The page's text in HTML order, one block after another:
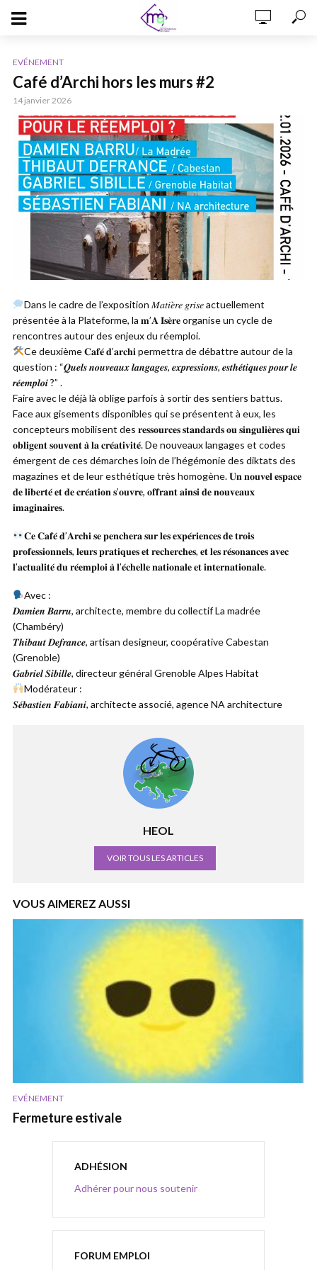
EVÉNEMENT
Café d’Archi hors les murs #2
14 janvier 2026
Dans le cadre de l’exposition 𝑀𝑎𝑡𝑖𝑒̀𝑟𝑒 𝑔𝑟𝑖𝑠𝑒 actuellement
présentée à la Plateforme, la 𝐦’𝐀 𝐈𝐬𝐞̀𝐫𝐞 organise un cycle de
rencontres autour des enjeux du réemploi.
Ce deuxième 𝐂𝐚𝐟𝐞́ 𝐝’𝐚𝐫𝐜𝐡𝐢 permettra de débattre autour de la
question : “𝑸𝒖𝒆𝒍𝒔 𝒏𝒐𝒖𝒗𝒆𝒂𝒖𝒙 𝒍𝒂𝒏𝒈𝒂𝒈𝒆𝒔, 𝒆𝒙𝒑𝒓𝒆𝒔𝒔𝒊𝒐𝒏𝒔, 𝒆𝒔𝒕𝒉𝒆́𝒕𝒊𝒒𝒖𝒆𝒔 𝒑𝒐𝒖𝒓 𝒍𝒆
𝒓𝒆́𝒆𝒎𝒑𝒍𝒐𝒊 ?” .
Faire avec le déjà là oblige parfois à sortir des sentiers battus.
Face aux gisements disponibles qui se présentent à eux, les
concepteurs mobilisent des 𝐫𝐞𝐬𝐬𝐨𝐮𝐫𝐜𝐞𝐬 𝐬𝐭𝐚𝐧𝐝𝐚𝐫𝐝𝐬 𝐨𝐮 𝐬𝐢𝐧𝐠𝐮𝐥𝐢𝐞̀𝐫𝐞𝐬 𝐪𝐮𝐢
𝐨𝐛𝐥𝐢𝐠𝐞𝐧𝐭 𝐬𝐨𝐮𝐯𝐞𝐧𝐭 𝐚̀ 𝐥𝐚 𝐜𝐫𝐞́𝐚𝐭𝐢𝐯𝐢𝐭𝐞́. De nouveaux langages et codes
émergent de ces démarches loin de l’hégémonie des diktats des
magazines et de leur esthétique très homogène. 𝐔𝐧 𝐧𝐨𝐮𝐯𝐞𝐥 𝐞𝐬𝐩𝐚𝐜𝐞
𝐝𝐞 𝐥𝐢𝐛𝐞𝐫𝐭𝐞́ 𝐞𝐭 𝐝𝐞 𝐜𝐫𝐞́𝐚𝐭𝐢𝐨𝐧 𝐬’𝐨𝐮𝐯𝐫𝐞, 𝐨𝐟𝐟𝐫𝐚𝐧𝐭 𝐚𝐢𝐧𝐬𝐢 𝐝𝐞 𝐧𝐨𝐮𝐯𝐞𝐚𝐮𝐱
𝐢𝐦𝐚𝐠𝐢𝐧𝐚𝐢𝐫𝐞𝐬.
𝐂𝐞 𝐂𝐚𝐟𝐞́ 𝐝’𝐀𝐫𝐜𝐡𝐢 𝐬𝐞 𝐩𝐞𝐧𝐜𝐡𝐞𝐫𝐚 𝐬𝐮𝐫 𝐥𝐞𝐬 𝐞𝐱𝐩𝐞́𝐫𝐢𝐞𝐧𝐜𝐞𝐬 𝐝𝐞 𝐭𝐫𝐨𝐢𝐬
𝐩𝐫𝐨𝐟𝐞𝐬𝐬𝐢𝐨𝐧𝐧𝐞𝐥𝐬, 𝐥𝐞𝐮𝐫𝐬 𝐩𝐫𝐚𝐭𝐢𝐪𝐮𝐞𝐬 𝐞𝐭 𝐫𝐞𝐜𝐡𝐞𝐫𝐜𝐡𝐞𝐬, 𝐞𝐭 𝐥𝐞𝐬 𝐫𝐞́𝐬𝐨𝐧𝐚𝐧𝐜𝐞𝐬 𝐚𝐯𝐞𝐜
𝐥’𝐚𝐜𝐭𝐮𝐚𝐥𝐢𝐭𝐞́ 𝐝𝐮 𝐫𝐞́𝐞𝐦𝐩𝐥𝐨𝐢 𝐚̀ 𝐥’𝐞́𝐜𝐡𝐞𝐥𝐥𝐞 𝐧𝐚𝐭𝐢𝐨𝐧𝐚𝐥𝐞 𝐞𝐭 𝐢𝐧𝐭𝐞𝐫𝐧𝐚𝐭𝐢𝐨𝐧𝐚𝐥𝐞.
Avec :
𝑫𝒂𝒎𝒊𝒆𝒏 𝑩𝒂𝒓𝒓𝒖, architecte, membre du collectif La madrée
(Chambéry)
𝑻𝒉𝒊𝒃𝒂𝒖𝒕 𝑫𝒆𝒇𝒓𝒂𝒏𝒄𝒆, artisan designeur, coopérative Cabestan
(Grenoble)
𝑮𝒂𝒃𝒓𝒊𝒆𝒍 𝑺𝒊𝒃𝒊𝒍𝒍𝒆, directeur général Grenoble Alpes Habitat
Modérateur :
𝑺𝒆́𝒃𝒂𝒔𝒕𝒊𝒆𝒏 𝑭𝒂𝒃𝒊𝒂𝒏𝒊, architecte associé, agence NA architecture
HEOL
VOIR TOUS LES ARTICLES
VOUS AIMEREZ AUSSI
EVÉNEMENT
Fermeture estivale
ADHÉSION
Adhérer pour nous soutenir
FORUM EMPLOI